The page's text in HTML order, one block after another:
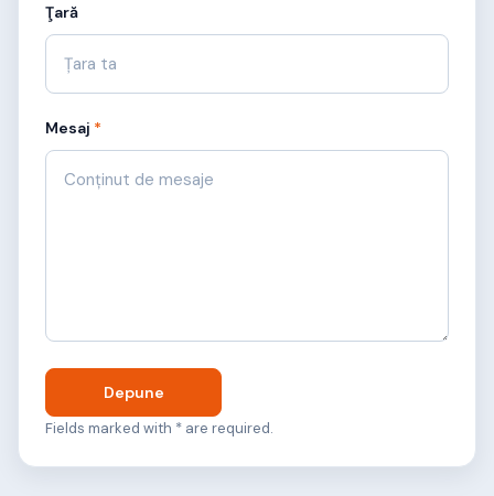
Ţară
Mesaj *
Depune
Fields marked with * are required.